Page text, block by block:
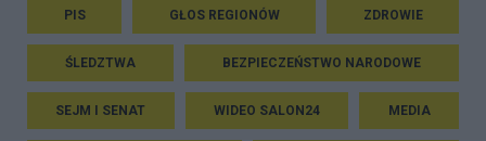
PIS GŁOS REGIONÓW ZDROWIE
ŚLEDZTWA BEZPIECZEŃSTWO NARODOWE
SEJM I SENAT WIDEO SALON24 MEDIA